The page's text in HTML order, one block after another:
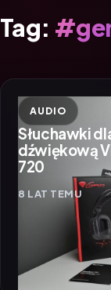
Tag:
AUDIO
Słuchawki
dźwiękową
720
8 LAT TEMU